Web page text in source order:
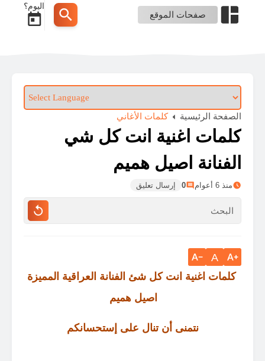
صفحات الموقع
اليوم؟
الصفحة الرئيسية كلمات الأغاني
كلمات اغنية انت كل شي
الفنانة اصيل هميم
منذ 6 أعوام 0 إرسال تعليق
A
كلمات اغنية انت كل شئ الفنانة العراقية المميزة
اصيل هميم
نتمنى أن تنال على إستحسانكم